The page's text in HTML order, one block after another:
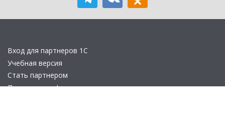
Вход для партнеров 1С
Учебная версия
Стать партнером
Политика конфиденциальности